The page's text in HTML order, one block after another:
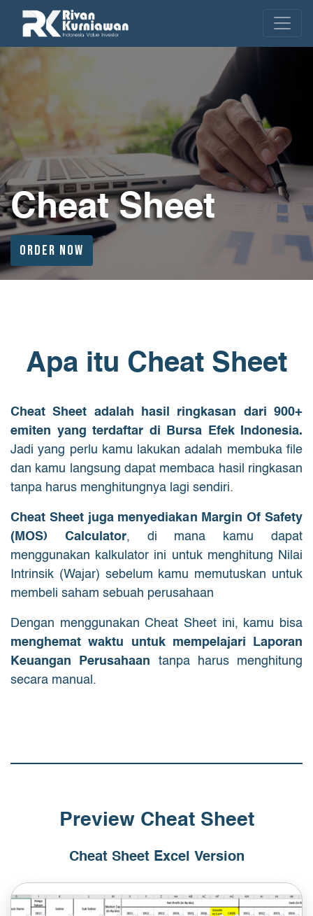
Cheat Sheet
ORDER NOW
Apa itu Cheat Sheet
Cheat Sheet adalah hasil ringkasan dari 900+
emiten yang terdaftar di Bursa Efek Indonesia.
Jadi yang perlu kamu lakukan adalah membuka file
dan kamu langsung dapat membaca hasil ringkasan
tanpa harus menghitungnya lagi sendiri.
Cheat Sheet juga menyediakan Margin Of Safety
(MOS) Calculator, di mana kamu dapat
menggunakan kalkulator ini untuk menghitung Nilai
Intrinsik (Wajar) sebelum kamu memutuskan untuk
membeli saham sebuah perusahaan
Dengan menggunakan Cheat Sheet ini, kamu bisa
menghemat waktu untuk mempelajari Laporan
Keuangan Perusahaan tanpa harus menghitung
secara manual.
Preview Cheat Sheet
Cheat Sheet Excel Version